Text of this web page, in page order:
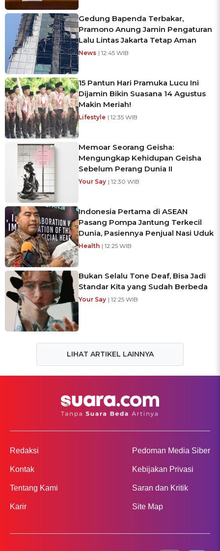
Gedung Bapenda Terbakar,
Pramono Anung Jamin Pengaturan
Lalu Lintas Jakarta Tetap Aman
News | 12:45 WIB
15 Pantun Hari Pramuka Lucu Ini
Dijamin Bikin Suasana 14 Agustus
Makin Meriah!
Lifestyle | 12:35 WIB
Memoar Seorang Geisha:
Mengungkap Kehidupan Geisha
Sebelum Perang Dunia II
Your Say | 12:30 WIB
Indonesia Pertama di ASEAN
Pasang Pompa Jantung Terkecil
Dunia, Pasiennya Penjual Nasi Uduk
Health | 12:25 WIB
Bukan Selalu Tone Deaf, Bisa Jadi
Standar Kita yang Sudah Berbeda
Your Say | 12:25 WIB
LIHAT ARTIKEL LAINNYA
Redaksi
Kontak
Tentang Kami
Karir
Pedoman Media Siber
Kebijakan Privasi
Saran dan Kritik
Site Map